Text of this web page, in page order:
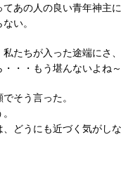
あの人の良い青年神主
い。
私たちが入った途端にさ
・・もう堪んないよね～
そう言った。
どうにも近づく気がしな